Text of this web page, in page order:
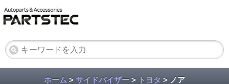
ホーム > サイドバイザー > トヨタ > ノア